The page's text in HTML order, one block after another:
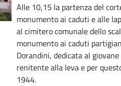
Alle 10,15 la partenza del
monumento ai caduti e alle
al cimitero comunale dello
monumento ai caduti
Dorandini, dedicata al
renitente alla leva e per
1944.